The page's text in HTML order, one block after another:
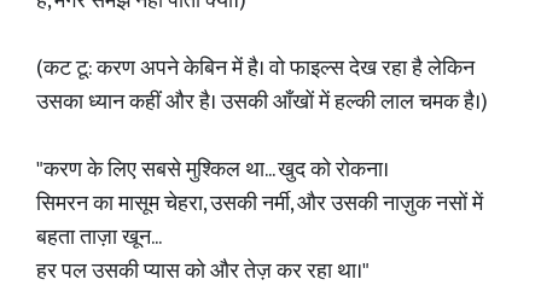
(कट टू: करण अपने केबिन में है। वो फाइल्स देख रहा है लेकिन
उसका ध्यान कहीं और है। उसकी आँखों में हल्की लाल चमक है।)
"करण के लिए सबसे मुश्किल था... खुद को रोकना।
सिमरन का मासूम चेहरा, उसकी नर्मी, और उसकी नाज़ुक नसों में
बहता ताज़ा खून...
हर पल उसकी प्यास को और तेज़ कर रहा था।"